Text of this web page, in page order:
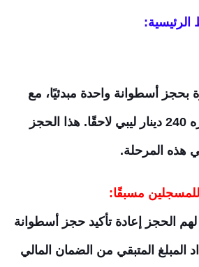
الرئيسية:
أسطوانة واحدة مبدئيًا، مع
دفع ضمان مالي قدره 240 دينار ليبي لاحقًا. هذا الحجز
هذه المرحلة.
للمسجلين مسبقًا:
الحجز إعادة تأكيد حجز أسطوانة
المتبقي من الضمان المالي